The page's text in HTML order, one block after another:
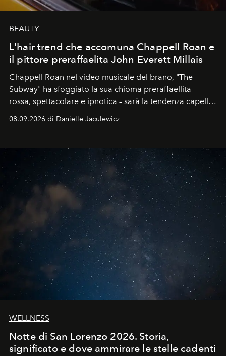
BEAUTY
L'hair trend che accomuna Chappell Roan e
il pittore preraffaelita John Everett Millais
Chappell Roan nel video musicale del brano, "The
Subway" ha sfoggiato la sua chioma preraffaellita –
rossa, spettacolare e ipnotica – sarà la tendenza capelli
08.09.2026 di Danielle Jaculewicz
WELLNESS
Notte di San Lorenzo 2026. Storia,
significato e dove ammirare le stelle cadenti